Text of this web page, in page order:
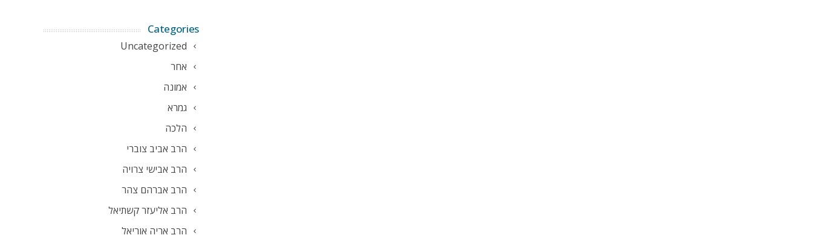
Categories
Uncategorized
אחר
אמונה
גמרא
הלכה
הרב אביב צוברי
הרב אבישי צרויה
הרב אברהם צהר
הרב אליעזר קשתיאל
הרב אריה אוריאל